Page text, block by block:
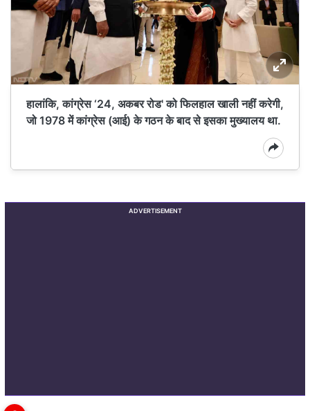
हालांकि, कांग्रेस ‘24, अकबर रोड' को फिलहाल खाली नहीं करेगी,
जो 1978 में कांग्रेस (आई) के गठन के बाद से इसका मुख्यालय था.
ADVERTISEMENT